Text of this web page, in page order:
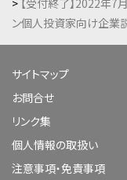
【受付終了】2022年7
ン個人投資家向け企業説
サイトマップ
お問合せ
リンク集
個人情報の取扱い
注意事項・免責事項